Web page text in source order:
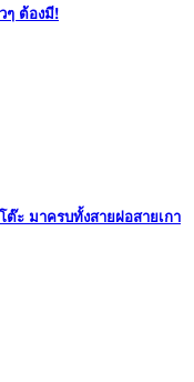
ๆ ต้องมี!
ะ มาครบทั้งสายฝอสายเกา